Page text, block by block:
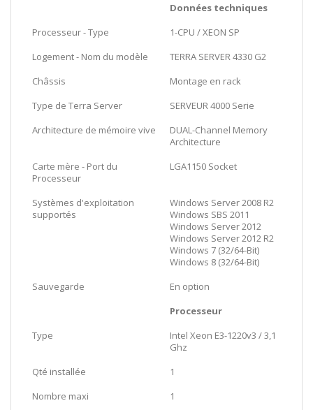
Données techniques
Processeur - Type
1-CPU / XEON SP
Logement - Nom du modèle
TERRA SERVER 4330 G2
Châssis
Montage en rack
Type de Terra Server
SERVEUR 4000 Serie
Architecture de mémoire vive
DUAL-Channel Memory
Architecture
Carte mère - Port du
Processeur
LGA1150 Socket
Systèmes d'exploitation
supportés
Windows Server 2008 R2
Windows SBS 2011
Windows Server 2012
Windows Server 2012 R2
Windows 7 (32/64-Bit)
Windows 8 (32/64-Bit)
Sauvegarde
En option
Processeur
Type
Intel Xeon E3-1220v3 / 3,1
Ghz
Qté installée
1
Nombre maxi
1